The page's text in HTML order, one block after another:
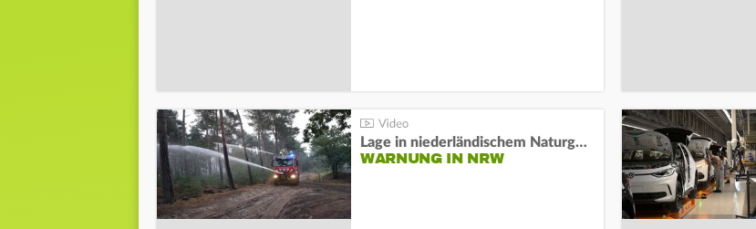
Lage in niederländischem Naturgebiet stabil
WARNUNG IN NRW